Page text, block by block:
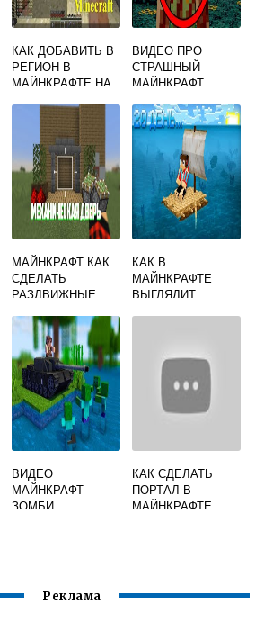
КАК ДОБАВИТЬ В
РЕГИОН В
МАЙНКРАФТЕ НА
ВИДЕО ПРО
СТРАШНЫЙ
МАЙНКРАФТ
МАЙНКРАФТ КАК
СДЕЛАТЬ
РАЗДВИЖНЫЕ
КАК В
МАЙНКРАФТЕ
ВЫГЛЯДИТ
ВИДЕО
МАЙНКРАФТ
ЗОМБИ
КАК СДЕЛАТЬ
ПОРТАЛ В
МАЙНКРАФТЕ
Реклама